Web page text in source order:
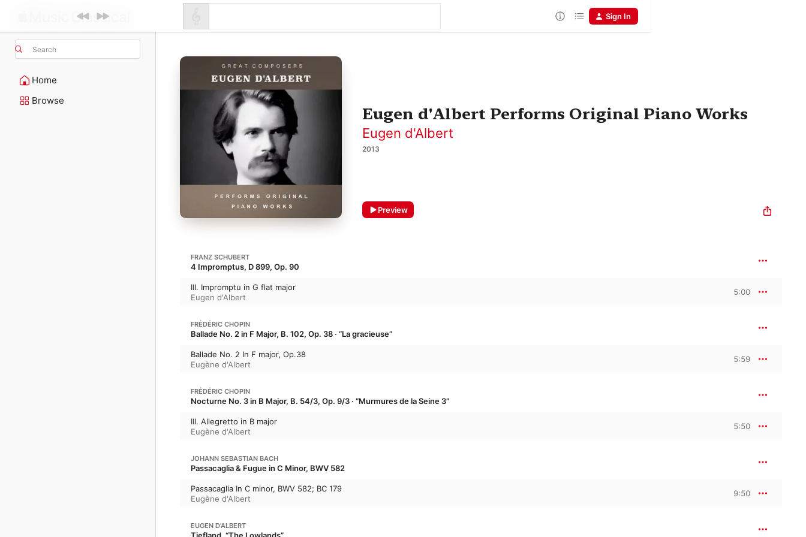
Search
Home
Browse
Sign In
Eugen d'Albert Performs Original Piano Works
Eugen d'Albert
2013
Preview
FRANZ SCHUBERT
4 Impromptus, D 899, Op. 90
III. Impromptu in G flat major
Eugen d'Albert
5:00
FRÉDÉRIC CHOPIN
Ballade No. 2 in F Major, B. 102, Op. 38 · “La gracieuse”
Ballade No. 2 In F major, Op.38
Eugène d'Albert
5:59
FRÉDÉRIC CHOPIN
Nocturne No. 3 in B Major, B. 54/3, Op. 9/3 · “Murmures de la Seine 3”
III. Allegretto in B major
Eugène d'Albert
5:50
JOHANN SEBASTIAN BACH
Passacaglia & Fugue in C Minor, BWV 582
Passacaglia In C minor, BWV 582; BC 179
Eugène d'Albert
9:50
EUGEN D'ALBERT